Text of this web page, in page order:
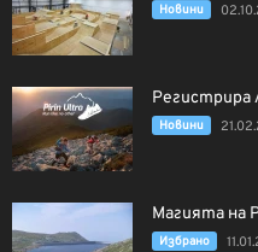
Новини
Регистрира
Новини
Магията на
Избрано